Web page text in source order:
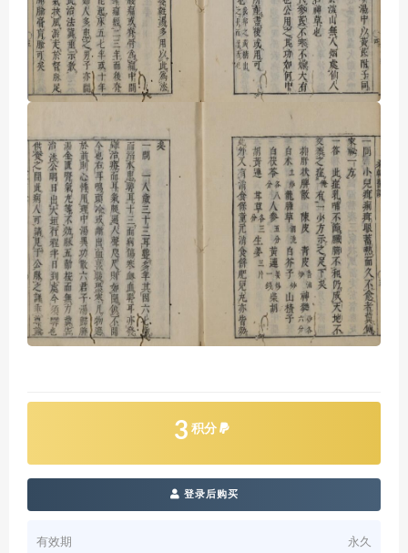
3 积分
登录后购买
有效期 永久